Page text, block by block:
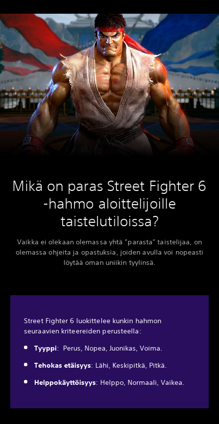
Mikä on paras Street Fighter 6
-hahmo aloittelijoille
taistelutiloissa?
Vaikka ei olekaan olemassa yhtä ”parasta” taistelijaa, on
olemassa ohjeita ja opastuksia, joiden avulla voi nopeasti
löytää oman uniikin tyylinsä.
Street Fighter 6 luokittelee kunkin hahmon
seuraavien kriteereiden perusteella:
Tyyppi: Perus, Nopea, Juonikas, Voima.
Tehokas etäisyys: Lähi, Keskipitkä, Pitkä.
Helppokäyttöisyys: Helppo, Normaali, Vaikea.